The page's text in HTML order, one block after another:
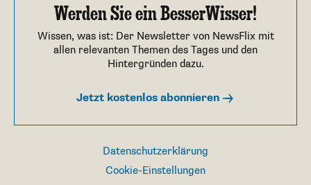
Werden Sie ein BesserWisser!
Wissen, was ist: Der Newsletter von NewsFlix mit
allen relevanten Themen des Tages und den
Hintergründen dazu.
Jetzt kostenlos abonnieren
Datenschutzerklärung
Cookie-Einstellungen